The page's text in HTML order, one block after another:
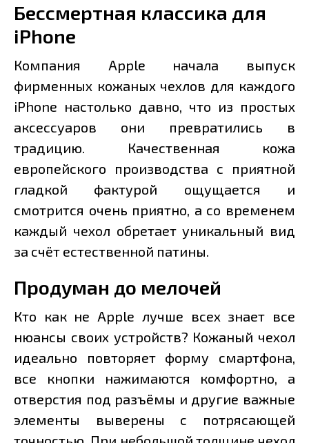
Бессмертная классика для
iPhone
Компания Apple начала выпуск
фирменных кожаных чехлов для каждого
iPhone настолько давно, что из простых
аксессуаров они превратились в
традицию. Качественная кожа
европейского производства с приятной
гладкой фактурой ощущается и
смотрится очень приятно, а со временем
каждый чехол обретает уникальный вид
за счёт естественной патины.
Продуман до мелочей
Кто как не Apple лучше всех знает все
нюансы своих устройств? Кожаный чехол
идеально повторяет форму смартфона,
все кнопки нажимаются комфортно, а
отверстия под разъёмы и другие важные
элементы выверены с потрясающей